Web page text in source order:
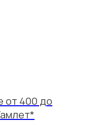
от 400 до